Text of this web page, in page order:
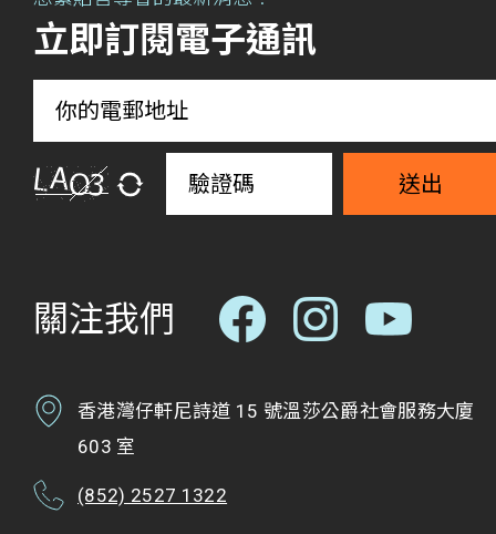
立即訂閱電子通訊
送出
關注我們
香港灣仔軒尼詩道 15 號溫莎公爵社會服務大廈
603 室
(852) 2527 1322